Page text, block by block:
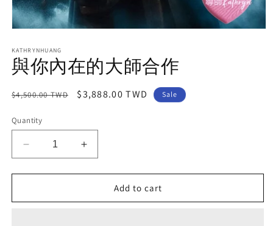
1
in
modal
KATHRYNHUANG
與你內在的大師合作
Regular
$4,500.00 TWD
Sale
$3,888.00 TWD Sale
Quantity
Decrease
quantity
for
你
Increase
quantity
for
你
Add to cart